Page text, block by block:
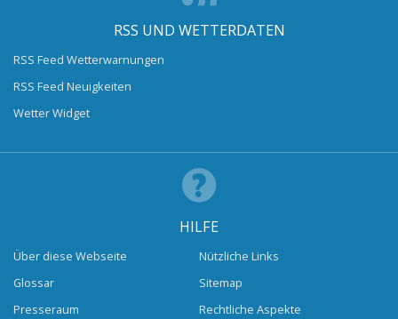
RSS UND WETTERDATEN
RSS Feed Wetterwarnungen
RSS Feed Neuigkeiten
Wetter Widget
HILFE
Über diese Webseite
Glossar
Presseraum
Nützliche Links
Sitemap
Rechtliche Aspekte